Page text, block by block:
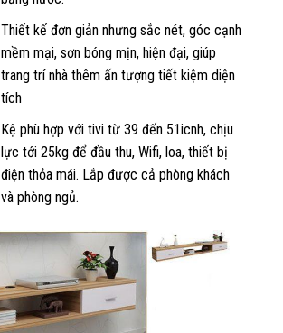
Thiết kế đơn giản nhưng sắc nét, góc cạnh
mềm mại, sơn bóng mịn, hiện đại, giúp
trang trí nhà thêm ấn tượng tiết kiệm diện
tích
Kệ phù hợp với tivi từ 39 đến 51icnh, chịu
lực tới 25kg để đầu thu, Wifi, loa, thiết bị
điện thỏa mái. Lắp được cả phòng khách
và phòng ngủ.